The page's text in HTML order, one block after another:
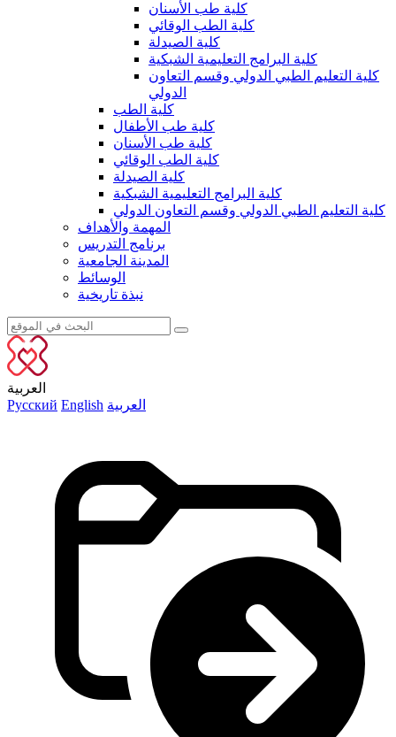
كلية طب الأسنان
كلية الطب الوقائي
كلية الصيدلة
كلية البرامج التعليمية الشبكية
كلية التعليم الطبي الدولي وقسم التعاون
الدولي
كلية الطب
كلية طب الأطفال
كلية طب الأسنان
كلية الطب الوقائي
كلية الصيدلة
كلية البرامج التعليمية الشبكية
كلية التعليم الطبي الدولي وقسم التعاون الدولي
المهمة والأهداف
برنامج التدريس
المدينة الجامعية
الوسائط
نبذة تاريخية
العربية
Русский English العربية